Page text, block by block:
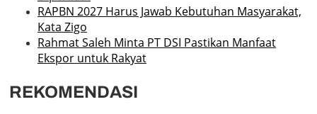
RAPBN 2027 Harus Jawab Kebutuhan Masyarakat,
Kata Zigo
Rahmat Saleh Minta PT DSI Pastikan Manfaat
Ekspor untuk Rakyat
REKOMENDASI